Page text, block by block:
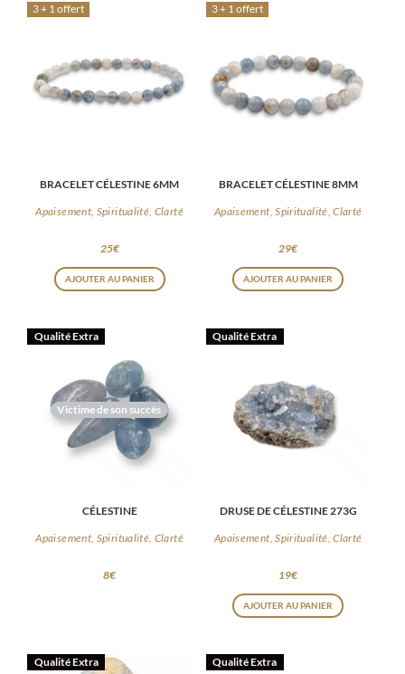
3 + 1 offert
BRACELET CÉLESTINE 6MM
Apaisement, Spiritualité, Clarté
25€
AJOUTER AU PANIER
3 + 1 offert
BRACELET CÉLESTINE 8MM
Apaisement, Spiritualité, Clarté
29€
AJOUTER AU PANIER
Victime de son succès
Qualité Extra
CÉLESTINE
Apaisement, Spiritualité, Clarté
8€
Qualité Extra
DRUSE DE CÉLESTINE 273G
Apaisement, Spiritualité, Clarté
19€
AJOUTER AU PANIER
Qualité Extra Qualité Extra